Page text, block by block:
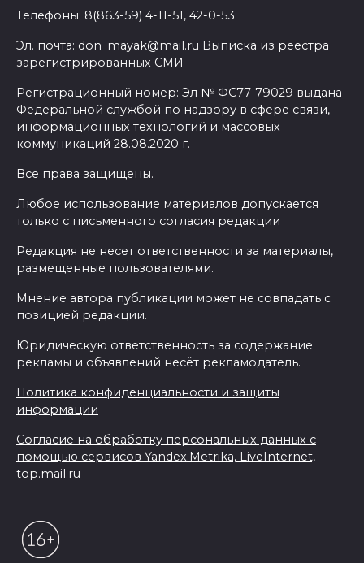
Телефоны: 8(863-59) 4-11-51, 42-0-53
Эл. почта: don_mayak@mail.ru Выписка из реестра
зарегистрированных СМИ
Регистрационный номер: Эл № ФС77-79029 выдана
Федеральной службой по надзору в сфере связи,
информационных технологий и массовых
коммуникаций 28.08.2020 г.
Все права защищены.
Любое использование материалов допускается
только с письменного согласия редакции
Редакция не несет ответственности за материалы,
размещенные пользователями.
Мнение автора публикации может не совпадать с
позицией редакции.
Юридическую ответственность за содержание
рекламы и объявлений несёт рекламодатель.
Политика конфиденциальности и защиты
информации
Согласие на обработку персональных данных с
помощью сервисов Yandex.Metrika, LiveInternet,
top.mail.ru